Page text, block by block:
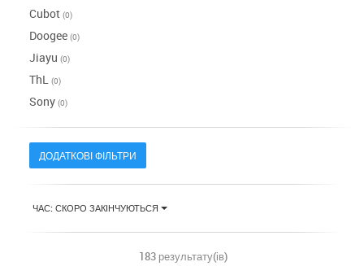
Cubot (0)
Doogee (0)
Jiayu (0)
ThL (0)
Sony (0)
ДОДАТКОВІ ФІЛЬТРИ
ЧАС: СКОРО ЗАКІНЧУЮТЬСЯ
183 результату(ів)